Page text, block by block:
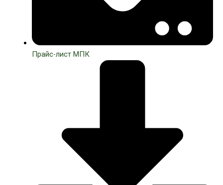
Прайс-лист МПК